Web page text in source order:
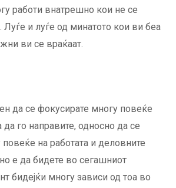
работи внатрешно кои не се
Луѓе и луѓе од минатото кои ви беа
ви се враќаат.
да се фокусирате многу повеќе
го направите, односно да се
на работата и деловните
е да бидете во сегашниот
бидејќи многу зависи од тоа во